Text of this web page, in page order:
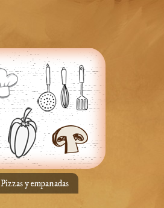
Pizzas y empanadas